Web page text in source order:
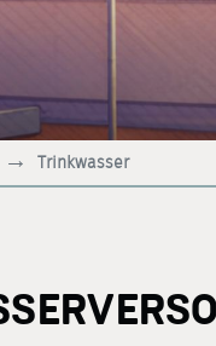
Trinkwasser